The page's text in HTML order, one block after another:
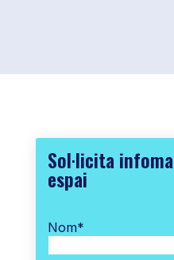
Sol·licita
espai
Nom*